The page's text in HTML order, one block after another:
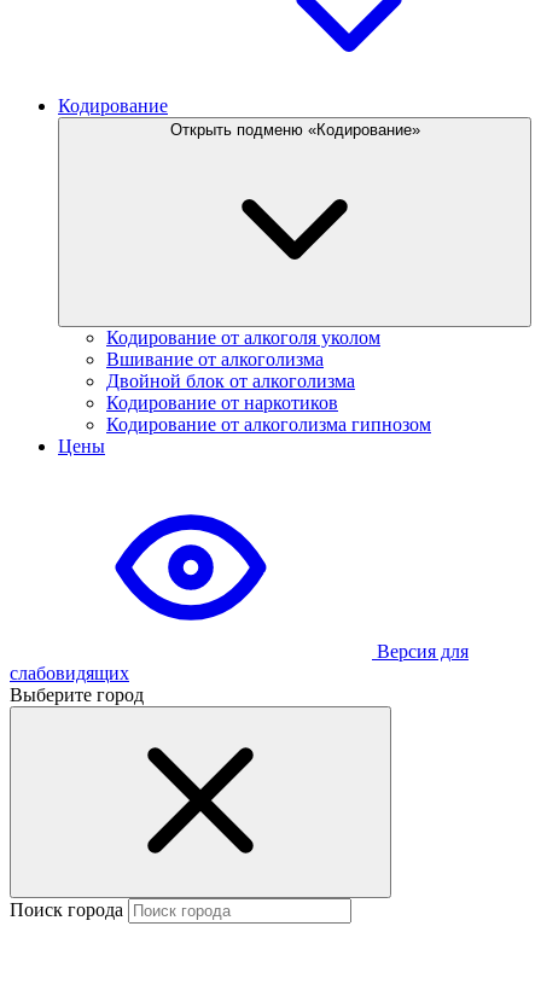
Кодирование
Открыть подменю «Кодирование»
Кодирование от алкоголя уколом
Вшивание от алкоголизма
Двойной блок от алкоголизма
Кодирование от наркотиков
Кодирование от алкоголизма гипнозом
Цены
Версия для
слабовидящих
Выберите город
Поиск города